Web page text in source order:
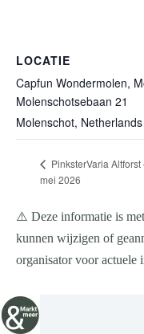
LOCATIE
Capfun Wondermolen,
Molenschotsebaan 21
Molenschot, Netherlands
PinksterVaria Altforst
mei 2026
⚠️ Deze informatie is
kunnen wijzigen of
organisator voor actuele